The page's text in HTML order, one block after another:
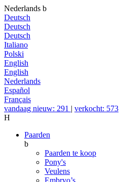
Nederlands b
Deutsch
Deutsch
Deutsch
Italiano
Polski
English
English
Nederlands
Español
Français
vandaag nieuw: 291 | verkocht: 573
H
Paarden
b
Paarden te koop
Pony's
Veulens
Embryo’s